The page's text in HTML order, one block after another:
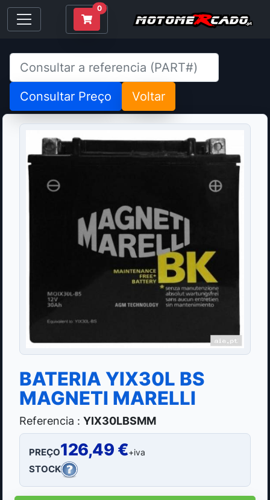
0
Consultar Preço Voltar
BATERIA YIX30L BS
MAGNETI MARELLI
Referencia : YIX30LBSMM
PREÇO126,49 €+iva
STOCK